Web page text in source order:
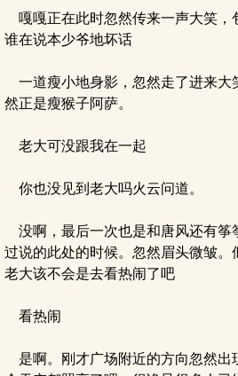
嘎嘎正在此时忽然传来一声大笑，
谁在说本少爷地坏话
一道瘦小地身影，忽然走了进来大
然正是瘦猴子阿萨。
老大可没跟我在一起
你也没见到老大吗火云问道。
没啊，最后一次也是和唐风还有筝
过说的此处的时候。忽然眉头微皱。
老大该不会是去看热闹了吧
看热闹
是啊。刚才广场附近的方向忽然出